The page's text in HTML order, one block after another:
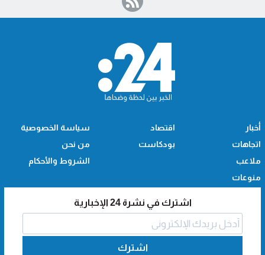
أخبار
اتجاهات
ملاعب
منوعات
اقتصاد
بودكاست
سياسة الخصوصية
من نحن
الشروط والأحكام
اشترك في نشرة 24 الإخبارية
اشترك